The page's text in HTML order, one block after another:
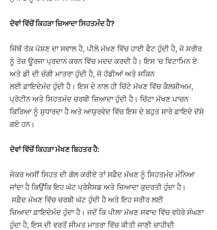
ਦੋਵਾਂ ਵਿੱਚੋਂ ਕਿਹੜਾ ਜ਼ਿਆਦਾ ਸਿਹਤਮੰਦ ਹੈ?
ਜਿੱਥੋਂ ਤੱਕ ਪੋਸ਼ਣ ਦਾ ਸਵਾਲ ਹੈ, ਪੀਲੇ ਮੱਖਣ ਵਿੱਚ ਹਾਈ ਫੈਟ ਹੁੰਦੀ ਹੈ, ਜੋ ਸਰੀਰ
ਨੂੰ ਤੇਜ਼ ਊਰਜਾ ਪ੍ਰਦਾਨ ਕਰਨ ਵਿੱਚ ਮਦਦ ਕਰਦੀ ਹੈ। ਇਸ ‘ਚ ਵਿਟਾਮਿਨ ਏ
ਅਤੇ ਡੀ ਦੀ ਚੰਗੀ ਮਾਤਰਾ ਹੁੰਦੀ ਹੈ, ਜੋ ਹੱਡੀਆਂ ਅਤੇ ਸਕਿਨ
ਲਈਫ਼ਾਇਦੇਮੰਦ ਹੁੰਦੀ ਹੈ। ਇਸ ਦੇ ਨਾਲ ਹੀ ਚਿੱਟੇ ਮੱਖਣ ਵਿੱਚ ਕੈਲਸ਼ੀਅਮ,
ਪ੍ਰੋਟੀਨ ਅਤੇ ਸਿਹਤਮੰਦ ਚਰਬੀ ਜ਼ਿਆਦਾ ਹੁੰਦੀ ਹੈ। ਚਿੱਟਾ ਮੱਖਣ ਪਾਚਨ
ਕਿਰਿਆ ਨੂੰ ਸੁਧਾਰਦਾ ਹੈ ਅਤੇ ਆਯੁਰਵੇਦ ਵਿੱਚ ਇਸ ਦੇ ਬਹੁਤ ਸਾਰੇਫ਼ਾਇਦੇ ਦੱਸੇ
ਗਏ ਹਨ।
ਦੋਵਾਂ ਵਿੱਚੋਂ ਕਿਹੜਾ ਮੱਖਣ ਬਿਹਤਰ ਹੈ:
ਜੇਕਰ ਅਸੀਂ ਸਿਹਤ ਦੀ ਗੱਲ ਕਰੀਏ ਤਾਂਸਫ਼ੈਦ ਮੱਖਣ ਨੂੰ ਸਿਹਤਮੰਦ ਮੰਨਿਆ
ਜਾਂਦਾ ਹੈ ਕਿਉਂਕਿ ਇਹ ਘੱਟ ਪ੍ਰੋਸੈਸਡ ਅਤੇ ਜ਼ਿਆਦਾ ਕੁਦਰਤੀ ਹੁੰਦਾ ਹੈ।
ਸਫ਼ੈਦ ਮੱਖਣ ਵਿੱਚ ਚਰਬੀ ਘੱਟ ਹੁੰਦੀ ਹੈ ਅਤੇ ਇਹ ਸਰੀਰ ਲਈ
ਜ਼ਿਆਦਾਫ਼ਾਇਦੇਮੰਦ ਹੁੰਦਾ ਹੈ। ਜਦੋਂ ਕਿ ਪੀਲਾ ਮੱਖਣ ਸਵਾਦ ਵਿੱਚ ਵਧੇਰੇ ਸੰਘਣਾ
ਹੁੰਦਾ ਹੈ, ਇਸ ਦੀ ਵਰਤੋਂ ਸੀਮਤ ਮਾਤਰਾ ਵਿੱਚ ਕੀਤੀ ਜਾਣੀ ਚਾਹੀਦੀ